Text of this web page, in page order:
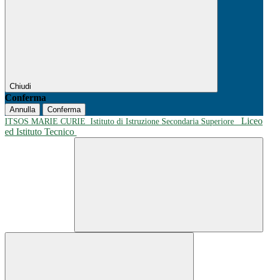
Chiudi
Conferma
Annulla
Conferma
ITSOS MARIE CURIE Istituto di Istruzione Secondaria Superiore
Liceo
ed Istituto Tecnico